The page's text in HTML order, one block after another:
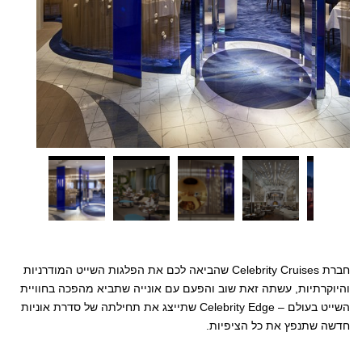
חברת Celebrity Cruises שהביאה לכם את הפלגות השייט המודרניות
והיוקרתיות, עשתה זאת שוב והפעם עם אונייה שתביא מהפכה בחוויית
השייט בעולם – Celebrity Edge שתייצג את תחילתה של סדרת אוניות
חדשה שתנפץ את כל הציפיות.